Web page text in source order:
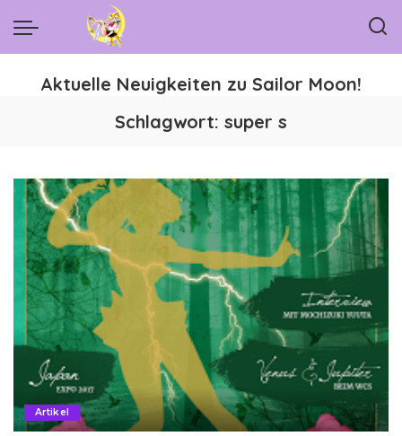
Aktuelle Neuigkeiten zu Sailor Moon!
Schlagwort: super s
Artikel